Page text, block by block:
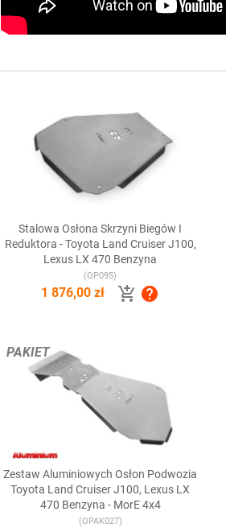
Szybki podgląd
Stalowa Osłona Skrzyni Biegów I
Reduktora - Toyota Land Cruiser J100,
Lexus LX 470 Benzyna
(OP095)
1 876,00 zł  
Szybki podgląd
Zestaw Aluminiowych Osłon Podwozia
Toyota Land Cruiser J100, Lexus LX
470 Benzyna - MorE 4x4
(OPAK027)
PAKIET